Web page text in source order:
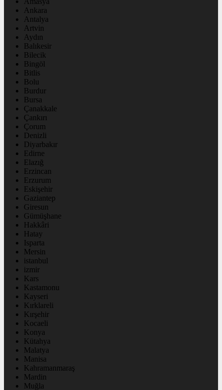
Ankara
Antalya
Artvin
Aydın
Balıkesir
Bilecik
Bingöl
Bitlis
Bolu
Burdur
Bursa
Çanakkale
Çankırı
Çorum
Denizli
Diyarbakır
Edirne
Elazığ
Erzincan
Erzurum
Eskişehir
Gaziantep
Giresun
Gümüşhane
Hakkâri
Hatay
Isparta
Mersin
istanbul
izmir
Kars
Kastamonu
Kayseri
Kırklareli
Kırşehir
Kocaeli
Konya
Kütahya
Malatya
Manisa
Kahramanmaraş
Mardin
Muğla